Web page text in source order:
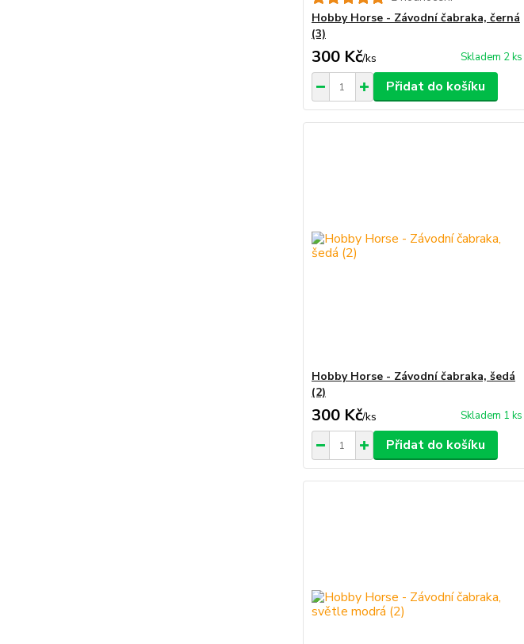
Hobby Horse - Závodní čabraka, černá
(3)
300 Kč/ks Skladem 2 ks
Přidat do košíku
Hobby Horse - Závodní čabraka, šedá
(2)
300 Kč/ks Skladem 1 ks
Přidat do košíku